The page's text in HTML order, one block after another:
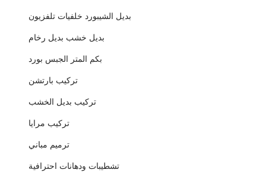
بديل الشيبورد خلفيات تلفزيون
بديل خشب بديل رخام
بكم المتر الجبس بورد
تركيب بارتشن
تركيب بديل الخشب
تركيب مرايا
ترميم مباني
تشطيبات ودهانات احترافية